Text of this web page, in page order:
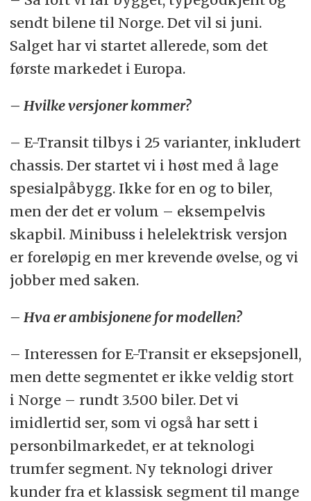
sendt bilene til Norge. Det vil si juni.
Salget har vi startet allerede, som det
første markedet i Europa.
– Hvilke versjoner kommer?
– E-Transit tilbys i 25 varianter, inkludert
chassis. Der startet vi i høst med å lage
spesialpåbygg. Ikke for en og to biler,
men der det er volum – eksempelvis
skapbil. Minibuss i helelektrisk versjon
er foreløpig en mer krevende øvelse, og vi
jobber med saken.
– Hva er ambisjonene for modellen?
– Interessen for E-Transit er eksepsjonell,
men dette segmentet er ikke veldig stort
i Norge – rundt 3.500 biler. Det vi
imidlertid ser, som vi også har sett i
personbilmarkedet, er at teknologi
trumfer segment. Ny teknologi driver
kunder fra et klassisk segment til mange